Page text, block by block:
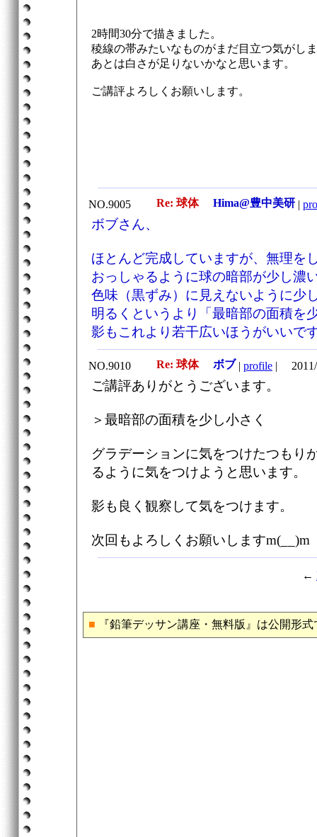
2時間30分で描きました。
稜線の帯みたいなものがまだ目立つ気がし
あとは白さが足りないかなと思います。
ご講評よろしくお願いします。
NO.9005 Re: 球体 Hima@豊中美研 |
ボブさん、
ほとんど完成していますが、無理を
おっしゃるように球の暗部が少し濃
色味（黒ずみ）に見えないように少
明るくというより「最暗部の面積を
影もこれより若干広いほうがいいで
NO.9010 Re: 球体 ボブ | profile | 2011/
ご講評ありがとうございます。
＞最暗部の面積を少し小さく
グラデーションに気をつけたつもり
るように気をつけようと思います。
影も良く観察して気をつけます。
次回もよろしくお願いしますm(__)m
←
■ 『鉛筆デッサン講座・無料版』は公開形